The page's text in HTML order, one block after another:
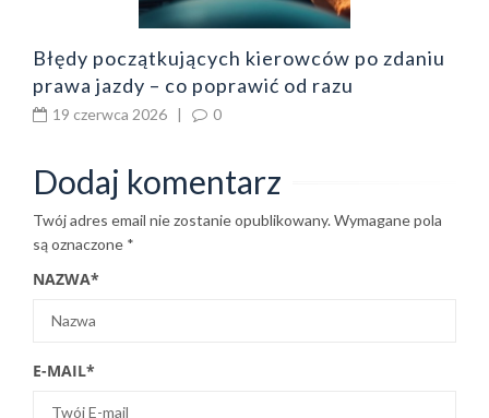
Błędy początkujących kierowców po zdaniu
prawa jazdy – co poprawić od razu
19 czerwca 2026 | 0
Dodaj komentarz
Twój adres email nie zostanie opublikowany.Wymagane pola
są oznaczone *
NAZWA*
E-MAIL*